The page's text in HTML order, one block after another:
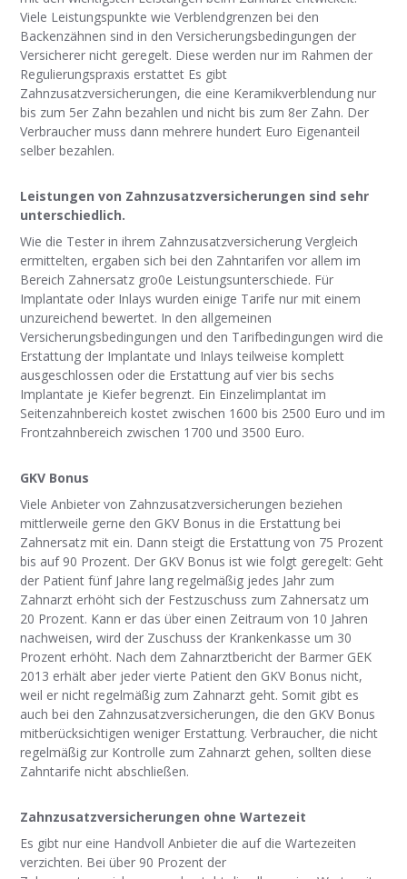
Viele Leistungspunkte wie Verblendgrenzen bei den
Backenzähnen sind in den Versicherungsbedingungen der
Versicherer nicht geregelt. Diese werden nur im Rahmen der
Regulierungspraxis erstattet Es gibt
Zahnzusatzversicherungen, die eine Keramikverblendung nur
bis zum 5er Zahn bezahlen und nicht bis zum 8er Zahn. Der
Verbraucher muss dann mehrere hundert Euro Eigenanteil
selber bezahlen.
Leistungen von Zahnzusatzversicherungen sind sehr
unterschiedlich.
Wie die Tester in ihrem Zahnzusatzversicherung Vergleich
ermittelten, ergaben sich bei den Zahntarifen vor allem im
Bereich Zahnersatz gro0e Leistungsunterschiede. Für
Implantate oder Inlays wurden einige Tarife nur mit einem
unzureichend bewertet. In den allgemeinen
Versicherungsbedingungen und den Tarifbedingungen wird die
Erstattung der Implantate und Inlays teilweise komplett
ausgeschlossen oder die Erstattung auf vier bis sechs
Implantate je Kiefer begrenzt. Ein Einzelimplantat im
Seitenzahnbereich kostet zwischen 1600 bis 2500 Euro und im
Frontzahnbereich zwischen 1700 und 3500 Euro.
GKV Bonus
Viele Anbieter von Zahnzusatzversicherungen beziehen
mittlerweile gerne den GKV Bonus in die Erstattung bei
Zahnersatz mit ein. Dann steigt die Erstattung von 75 Prozent
bis auf 90 Prozent. Der GKV Bonus ist wie folgt geregelt: Geht
der Patient fünf Jahre lang regelmäßig jedes Jahr zum
Zahnarzt erhöht sich der Festzuschuss zum Zahnersatz um
20 Prozent. Kann er das über einen Zeitraum von 10 Jahren
nachweisen, wird der Zuschuss der Krankenkasse um 30
Prozent erhöht. Nach dem Zahnarztbericht der Barmer GEK
2013 erhält aber jeder vierte Patient den GKV Bonus nicht,
weil er nicht regelmäßig zum Zahnarzt geht. Somit gibt es
auch bei den Zahnzusatzversicherungen, die den GKV Bonus
mitberücksichtigen weniger Erstattung. Verbraucher, die nicht
regelmäßig zur Kontrolle zum Zahnarzt gehen, sollten diese
Zahntarife nicht abschließen.
Zahnzusatzversicherungen ohne Wartezeit
Es gibt nur eine Handvoll Anbieter die auf die Wartezeiten
verzichten. Bei über 90 Prozent der